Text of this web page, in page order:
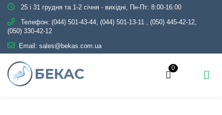
25 і 31 грудня та 1-2 січня - вихідні, Пн-Пт: 8:00-16:00
Телефон: (044) 501-43-44, (044) 501-13-11 , (050) 445-42-12,
(050) 330-42-12
Email: sales@bekas.com.ua
0